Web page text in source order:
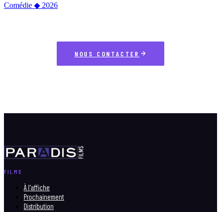
Comédie ◆ 2026
NOUS CONTACTER
FILMS
À l'affiche
Prochainement
Distribution